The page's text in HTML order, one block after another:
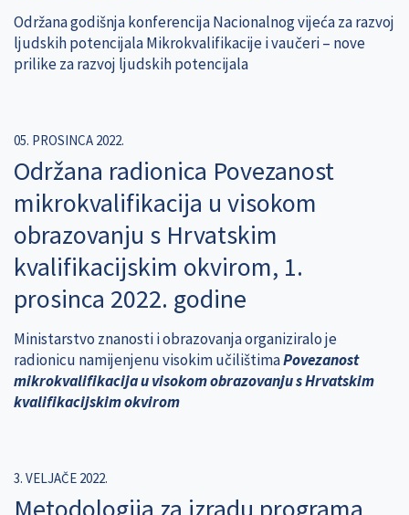
Održana godišnja konferencija Nacionalnog vijeća za razvoj
ljudskih potencijala Mikrokvalifikacije i vaučeri – nove
prilike za razvoj ljudskih potencijala
05. PROSINCA 2022.
Održana radionica Povezanost
mikrokvalifikacija u visokom
obrazovanju s Hrvatskim
kvalifikacijskim okvirom, 1.
prosinca 2022. godine
Ministarstvo znanosti i obrazovanja organiziralo je
radionicu namijenjenu visokim učilištimaPovezanost
mikrokvalifikacija u visokom obrazovanju s Hrvatskim
kvalifikacijskim okvirom
3. VELJAČE 2022.